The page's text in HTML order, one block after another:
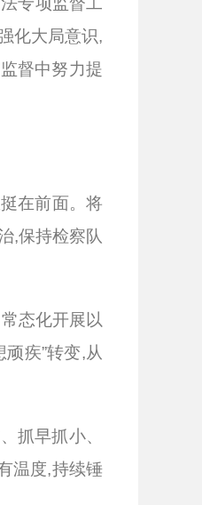
化大局意识,
督中努力提
在前面。将
,保持检察队
态化开展以
疾”转变,从
抓早抓小、
温度,持续锤